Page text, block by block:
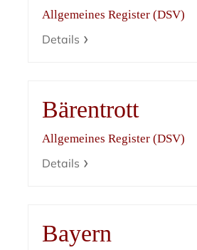
Allgemeines Register (DSV)
Details
Bärentrott
Allgemeines Register (DSV)
Details
Bayern